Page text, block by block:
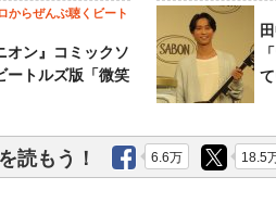
からぜんぶ聴くビート
オン』コミックソ
ートルズ版「微笑
読もう！ 6.6万 18.5